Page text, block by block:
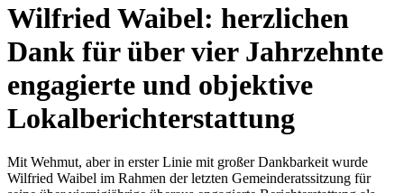
Wilfried Waibel: herzlichen
Dank für über vier Jahrzehnte
engagierte und objektive
Lokalberichterstattung
Mit Wehmut, aber in erster Linie mit großer Dankbarkeit wurde
Wilfried Waibel im Rahmen der letzten Gemeinderatssitzung für